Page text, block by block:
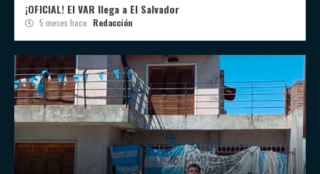
¡OFICIAL! El VAR llega a El Salvador
5 meses hace Redacción